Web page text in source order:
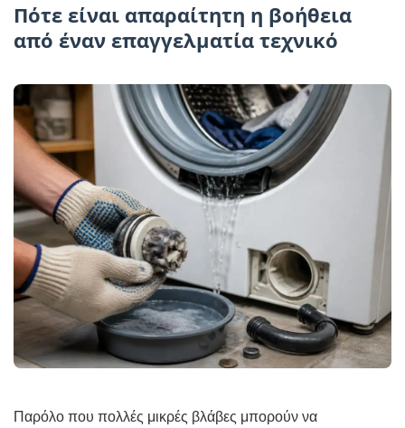
Πότε είναι απαραίτητη η βοήθεια
από έναν επαγγελματία τεχνικό
Παρόλο που πολλές μικρές βλάβες μπορούν να